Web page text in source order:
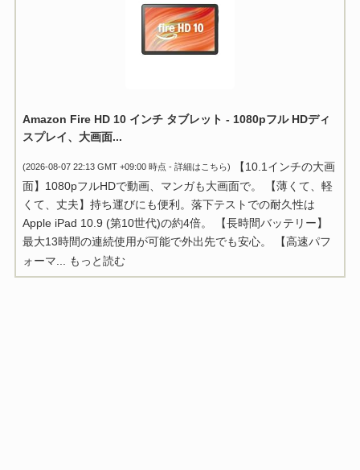
Amazon Fire HD 10 インチ タブレット - 1080pフル HDディ
スプレイ、大画面...
(2026-08-07 22:13 GMT +09:00 時点 - 詳細はこちら)
【10.1インチの大画
面】1080pフルHDで動画、マンガも大画面で。 【薄くて、軽
くて、丈夫】持ち運びにも便利。落下テストでの耐久性は
Apple iPad 10.9 (第10世代)の約4倍。 【長時間バッテリー】
最大13時間の連続使用が可能で外出先でも安心。 【高速パフ
ォーマ...
もっと読む